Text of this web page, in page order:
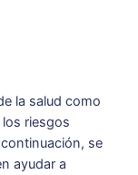
la salud como
riesgos
se
ayudar a